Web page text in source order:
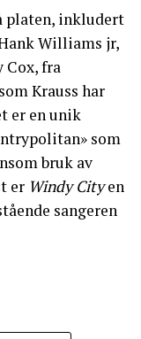
platen, inkludert
Williams jr,
Cox, fra
Krauss har
er en unik
som
bruk av
er Windy Cityen
sangeren